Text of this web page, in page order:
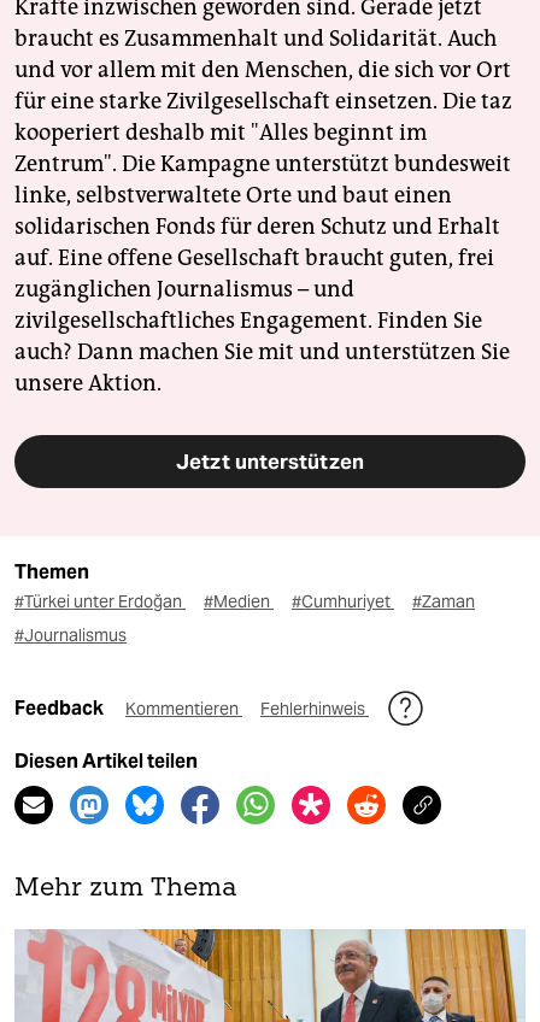
Kräfte inzwischen geworden sind. Gerade jetzt
braucht es Zusammenhalt und Solidarität. Auch
und vor allem mit den Menschen, die sich vor Ort
für eine starke Zivilgesellschaft einsetzen. Die taz
kooperiert deshalb mit "Alles beginnt im
Zentrum". Die Kampagne unterstützt bundesweit
linke, selbstverwaltete Orte und baut einen
solidarischen Fonds für deren Schutz und Erhalt
auf. Eine offene Gesellschaft braucht guten, frei
zugänglichen Journalismus – und
zivilgesellschaftliches Engagement. Finden Sie
auch? Dann machen Sie mit und unterstützen Sie
unsere Aktion.
Jetzt unterstützen
Themen
#Türkei unter Erdoğan #Medien #Cumhuriyet
#Zaman
#Journalismus
Feedback Kommentieren Fehlerhinweis
Diesen Artikel teilen
Mehr zum Thema